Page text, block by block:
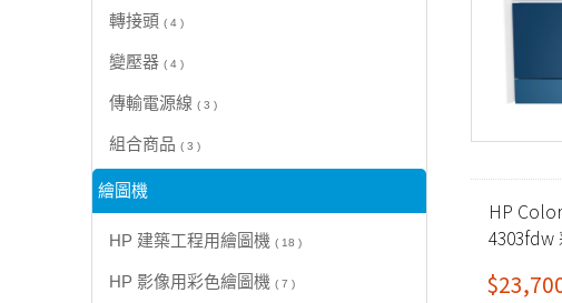
轉接頭 ( 4 )
變壓器 ( 4 )
傳輸電源線 ( 3 )
組合商品 ( 3 )
繪圖機
HP 建築工程用繪圖機 ( 18 )
HP 影像用彩色繪圖機 ( 7 )
HP
4303fdw